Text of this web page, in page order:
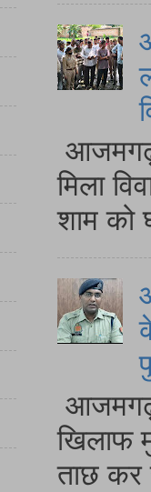
आजमगढ़
मिला
शाम को
आजमगढ़
खिलाफ
ताछ कर